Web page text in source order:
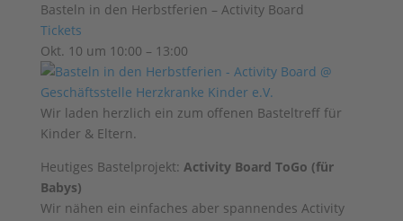
Basteln in den Herbstferien – Activity Board
Tickets
Okt. 10 um 10:00 – 13:00
Wir laden herzlich ein zum offenen Basteltreff für
Kinder & Eltern.
Heutiges Bastelprojekt: Activity Board ToGo (für
Babys)
Wir nähen ein einfaches aber spannendes Activity